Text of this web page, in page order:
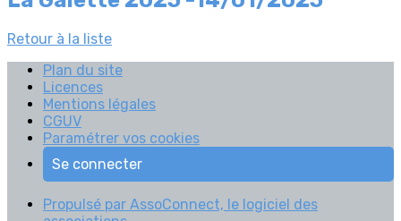
Retour à la liste
Plan du site
Licences
Mentions légales
CGUV
Paramétrer vos cookies
Se connecter
Propulsé par AssoConnect, le logiciel des